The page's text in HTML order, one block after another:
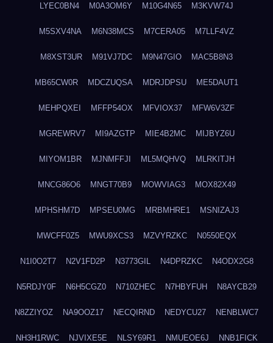
LYEC0BN4 M0A3OM6Y M10G4N65 M3KVW74J
M5SXV4NA M6N38MCS M7CERA05 M7LLF4VZ
M8XST3UR M91VJ7DC M9N47GIO MAC5B8N3
MB65CW0R MDCZUQSA MDRJDPSU ME5DAUT1
MEHPQXEI MFFP54OX MFVIOX37 MFW6V3ZF
MGREWRV7 MI9AZGTP MIE4B2MC MIJBYZ6U
MIYOM1BR MJNMFFJI ML5MQHVQ MLRKITJH
MNCG86O6 MNGT70B9 MOWVIAG3 MOX82X49
MPHSHM7D MPSEU0MG MRBMHRE1 MSNIZAJ3
MWCFF0Z5 MWU9XCS3 MZVYRZKC N0550EQX
N1I0O2T7 N2V1FD2P N3773GIL N4DPRZKC N4ODX2G8
N5RDJY0F N6H5CGZ0 N710ZHEC N7HBYFUH N8AYCB29
N8ZZIYOZ NA9OOZ17 NECQIRND NEDYCU27 NENBLWC7
NH3H1RWC NJVIXE5E NLSY69R1 NMUEOE6J NNB1FICK